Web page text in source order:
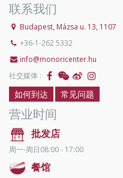
联系我们
Budapest, Mázsa u. 13, 1107
+36-1-262 5332
info@monoricenter.hu
社交媒体 :
如何到达 常见问题
营业时间
批发店
周一-周日08:00 - 17:00
餐馆